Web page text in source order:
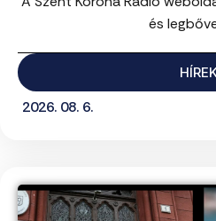
és
2026. 08. 6.